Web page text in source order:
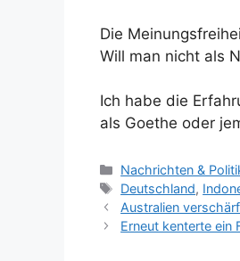
Die
Will man nicht als
Ich habe die
als Goethe oder
Kategorien
Nachrichten &
Schlagwörter
Deutschland,
Australien
Erneut kenterte ein